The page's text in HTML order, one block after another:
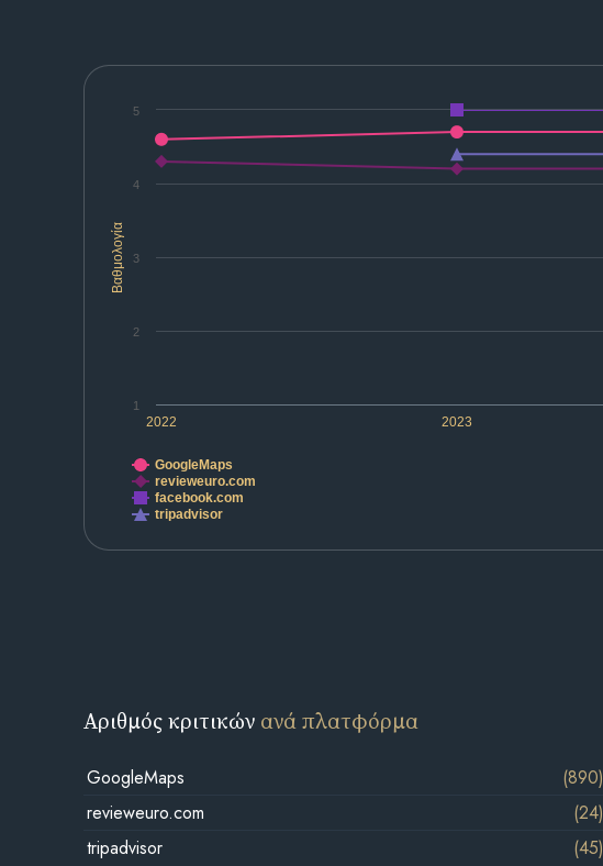
Βαθμολογία
2022 2023
1
2
3
4
5
GoogleMaps
revieweuro.com
facebook.com
tripadvisor
Αριθμός κριτικών ανά πλατφόρμα
GoogleMaps
(890)
revieweuro.com
(24)
tripadvisor
(45)